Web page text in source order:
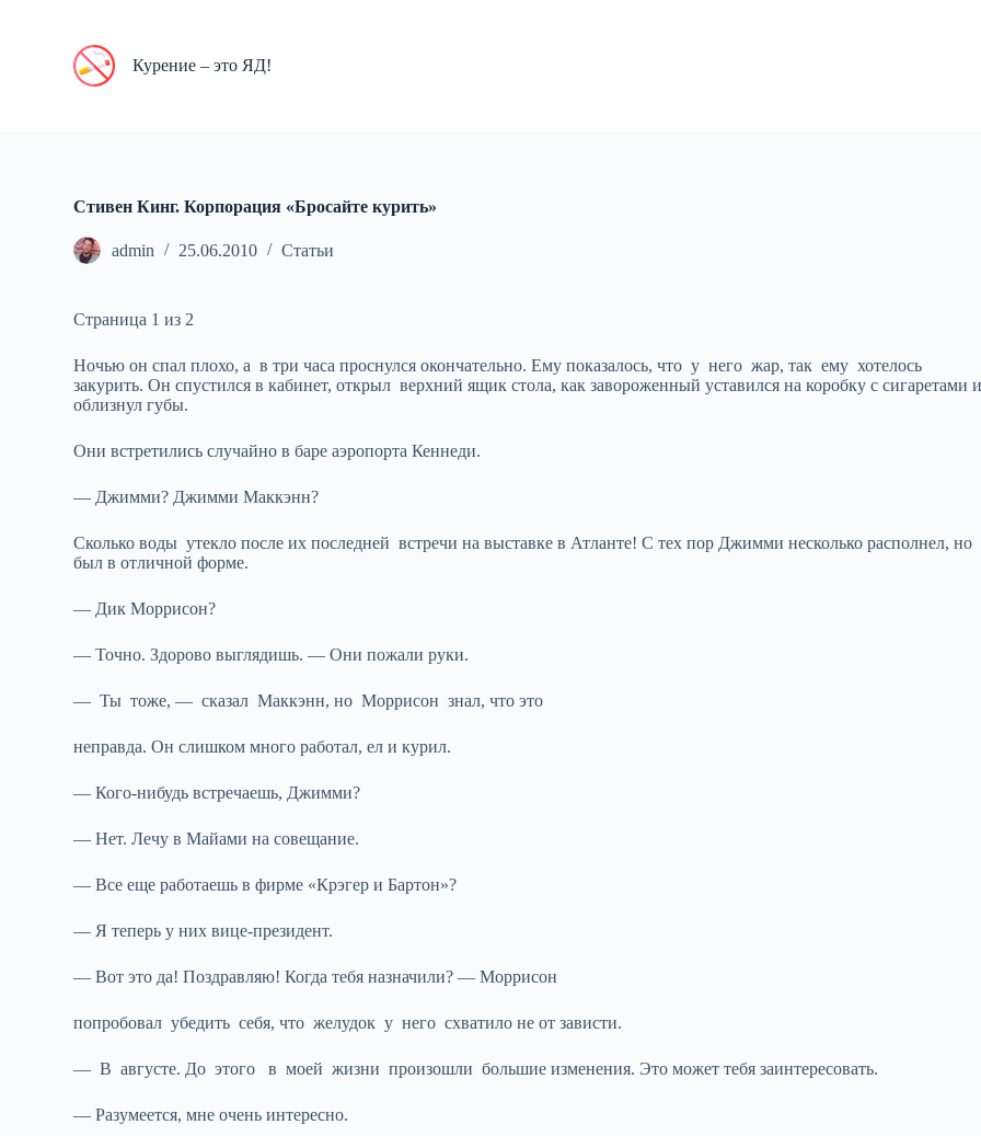
Курение – это ЯД!
Стивен Кинг. Корпорация «Бросайте курить»
admin 25.06.2010 Статьи
Страница 1 из 2
Ночью он спал плохо, а в три часа проснулся окончательно. Ему показалось, что у него жар, так ему хотелось
закурить. Он спустился в кабинет, открыл верхний ящик стола, как завороженный уставился на коробку с сигаретами
облизнул губы.
Они встретились случайно в баре аэропорта Кеннеди.
— Джимми? Джимми Маккэнн?
Сколько воды утекло после их последней встречи на выставке в Атланте! С тех пор Джимми несколько располнел, но
был в отличной форме.
— Дик Моррисон?
— Точно. Здорово выглядишь. — Они пожали руки.
— Ты тоже, — сказал Маккэнн, но Моррисон знал, что это
неправда. Он слишком много работал, ел и курил.
— Кого-нибудь встречаешь, Джимми?
— Нет. Лечу в Майами на совещание.
— Все еще работаешь в фирме «Крэгер и Бартон»?
— Я теперь у них вице-президент.
— Вот это да! Поздравляю! Когда тебя назначили? — Моррисон
попробовал убедить себя, что желудок у него схватило не от зависти.
— В августе. До этого в моей жизни произошли большие изменения. Это может тебя заинтересовать.
— Разумеется, мне очень интересно.